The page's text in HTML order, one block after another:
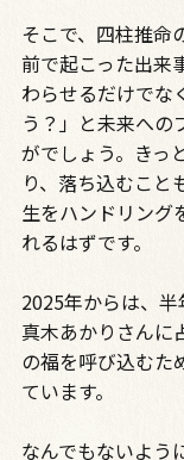
そこで、四柱推命
前で起こった出来
わらせるだけでな
う？」と未来への
がでしょう。きっ
り、落ち込むこと
生をハンドリング
れるはずです。
2025年からは、
真木あかりさんに
の福を呼び込むた
ています。
なんでもないよう